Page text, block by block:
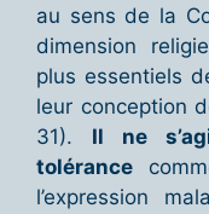
au sens de la
dimension
plus essentiels
leur conception
31). Il ne
tolérance
l’expression